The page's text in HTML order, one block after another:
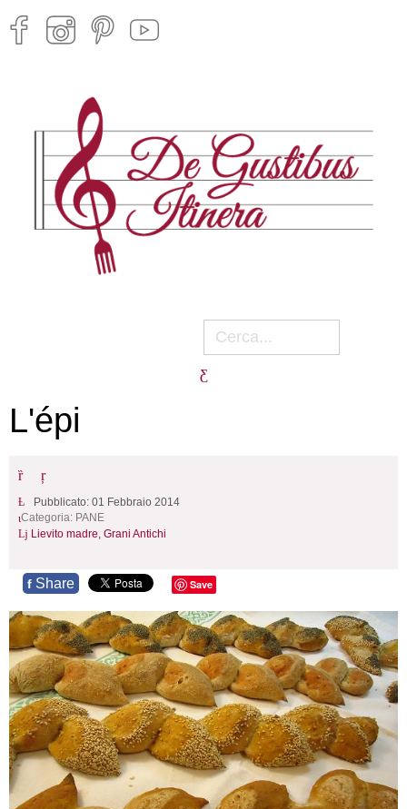
L'épi
Pubblicato: 01 Febbraio 2014
Categoria: PANE
Lievito madre, Grani Antichi
f Share Save